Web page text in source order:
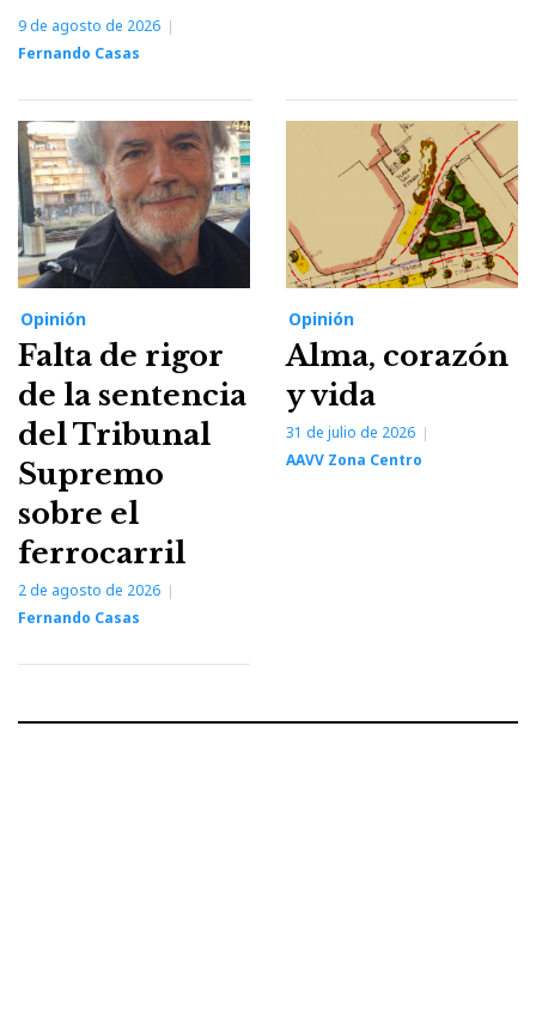
9 de agosto de 2026
Fernando Casas
Opinión
Falta de rigor
de la sentencia
del Tribunal
Supremo
sobre el
ferrocarril
2 de agosto de 2026
Fernando Casas
Opinión
Alma, corazón
y vida
31 de julio de 2026
AAVV Zona Centro